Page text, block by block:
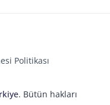
Politikası
. Bütün hakları